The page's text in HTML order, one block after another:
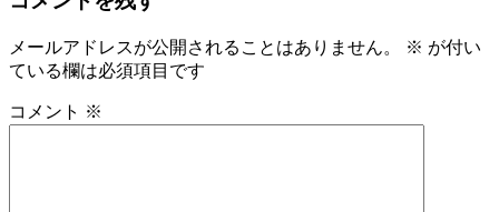
メールアドレスが公開されることはありません。 ※ が付い
ている欄は必須項目です
コメント ※